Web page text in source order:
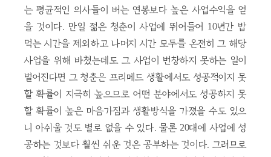
는 평균적인 의사들이 버는 연봉보다 높은 사업수익을 얻
을 것이다. 만일 젊은 청춘이 사업에 뛰어들어 10년간 밥
먹는 시간을 제외하고 나머지 시간 모두를 온전히 그 해당
사업을 위해 바쳤는데도 그 사업이 번창하지 못하는 일이
벌어진다면 그 청춘은 프리메드 생활에서도 성공적이지 못
할 확률이 지극히 높으므로 어떤 분야에서도 성공하지 못
할 확률이 높은 마음가짐과 생활방식을 가졌을 수도 있으
니 아쉬울 것도 별로 없을 수 있다. 물론 20대에 사업에 성
공하는 것보다 훨씬 쉬운 것은 공부하는 것이다. 그러므로